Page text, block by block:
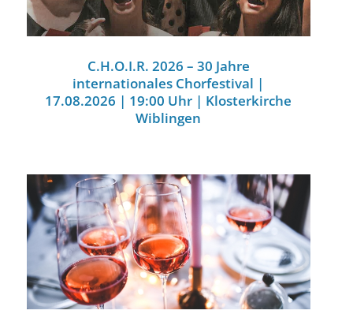
C.H.O.I.R. 2026 – 30 Jahre
internationales Chorfestival |
17.08.2026 | 19:00 Uhr | Klosterkirche
Wiblingen